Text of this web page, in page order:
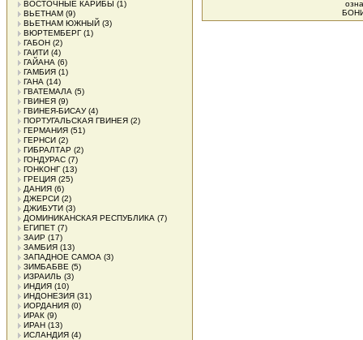
ВОСТОЧНЫЕ КАРИБЫ (1)
ВЬЕТНАМ (9)
ВЬЕТНАМ ЮЖНЫЙ (3)
ВЮРТЕМБЕРГ(1)
ГАБОН (2)
ГАИТИ (4)
ГАЙАНА (6)
ГАМБИЯ (1)
ГАНА (14)
ГВАТЕМАЛА (5)
ГВИНЕЯ (9)
ГВИНЕЯ-БИСАУ(4)
ПОРТУГАЛЬСКАЯ ГВИНЕЯ (2)
ГЕРМАНИЯ (51)
ГЕРНСИ (2)
ГИБРАЛТАР (2)
ГОНДУРАС (7)
ГОНКОНГ(13)
ГРЕЦИЯ (25)
ДАНИЯ (6)
ДЖЕРСИ (2)
ДЖИБУТИ (3)
ДОМИНИКАНСКАЯ РЕСПУБЛИКА (7)
ЕГИПЕТ (7)
ЗАИР (17)
ЗАМБИЯ (13)
ЗАПАДНОЕ САМОА (3)
ЗИМБАБВЕ (5)
ИЗРАИЛЬ (3)
ИНДИЯ (10)
ИНДОНЕЗИЯ (31)
ИОРДАНИЯ (0)
ИРАК (9)
ИРАН (13)
ИСЛАНДИЯ (4)